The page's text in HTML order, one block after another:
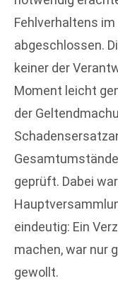
Fehlverhaltens
abgeschlossen.
keiner der
Moment leicht
der
geprüft. Dabei
eindeutig: Ein
machen, war nur
gewollt.